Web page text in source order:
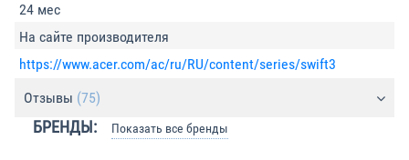
24 мес
На сайте производителя
https://www.acer.com/ac/ru/RU/content/series/swift3
Отзывы (75)
БРЕНДЫ: Показать все бренды